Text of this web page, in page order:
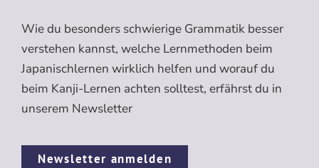
Wie du besonders schwierige Grammatik besser
verstehen kannst, welche Lernmethoden beim
Japanischlernen wirklich helfen und worauf du
beim Kanji-Lernen achten solltest, erfährst du in
unserem Newsletter
Newsletter anmelden